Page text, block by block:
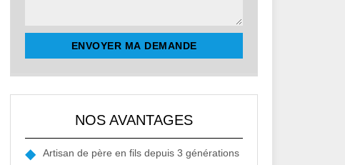
NOS AVANTAGES
Artisan de père en fils depuis 3 générations